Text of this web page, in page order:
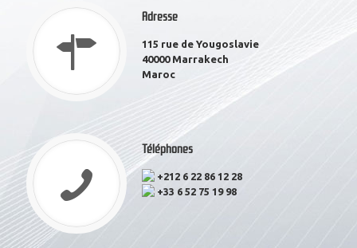
Adresse
115 rue de Yougoslavie
40000 Marrakech
Maroc
Téléphones
+212 6 22 86 12 28
+33 6 52 75 19 98